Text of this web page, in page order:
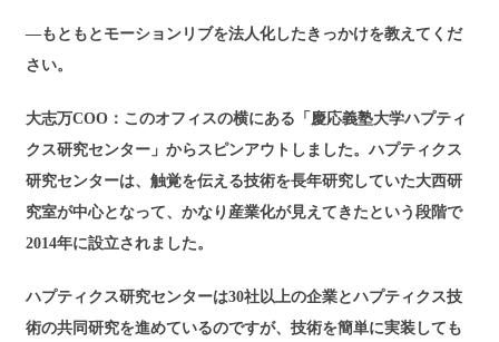
―もともとモーションリブを法人化したきっかけを教えてくだ
さい。
大志万COO：このオフィスの横にある「慶応義塾大学ハプティ
クス研究センター」からスピンアウトしました。ハプティクス
研究センターは、触覚を伝える技術を長年研究していた大西研
究室が中心となって、かなり産業化が見えてきたという段階で
2014年に設立されました。
ハプティクス研究センターは30社以上の企業とハプティクス技
術の共同研究を進めているのですが、技術を簡単に実装しても